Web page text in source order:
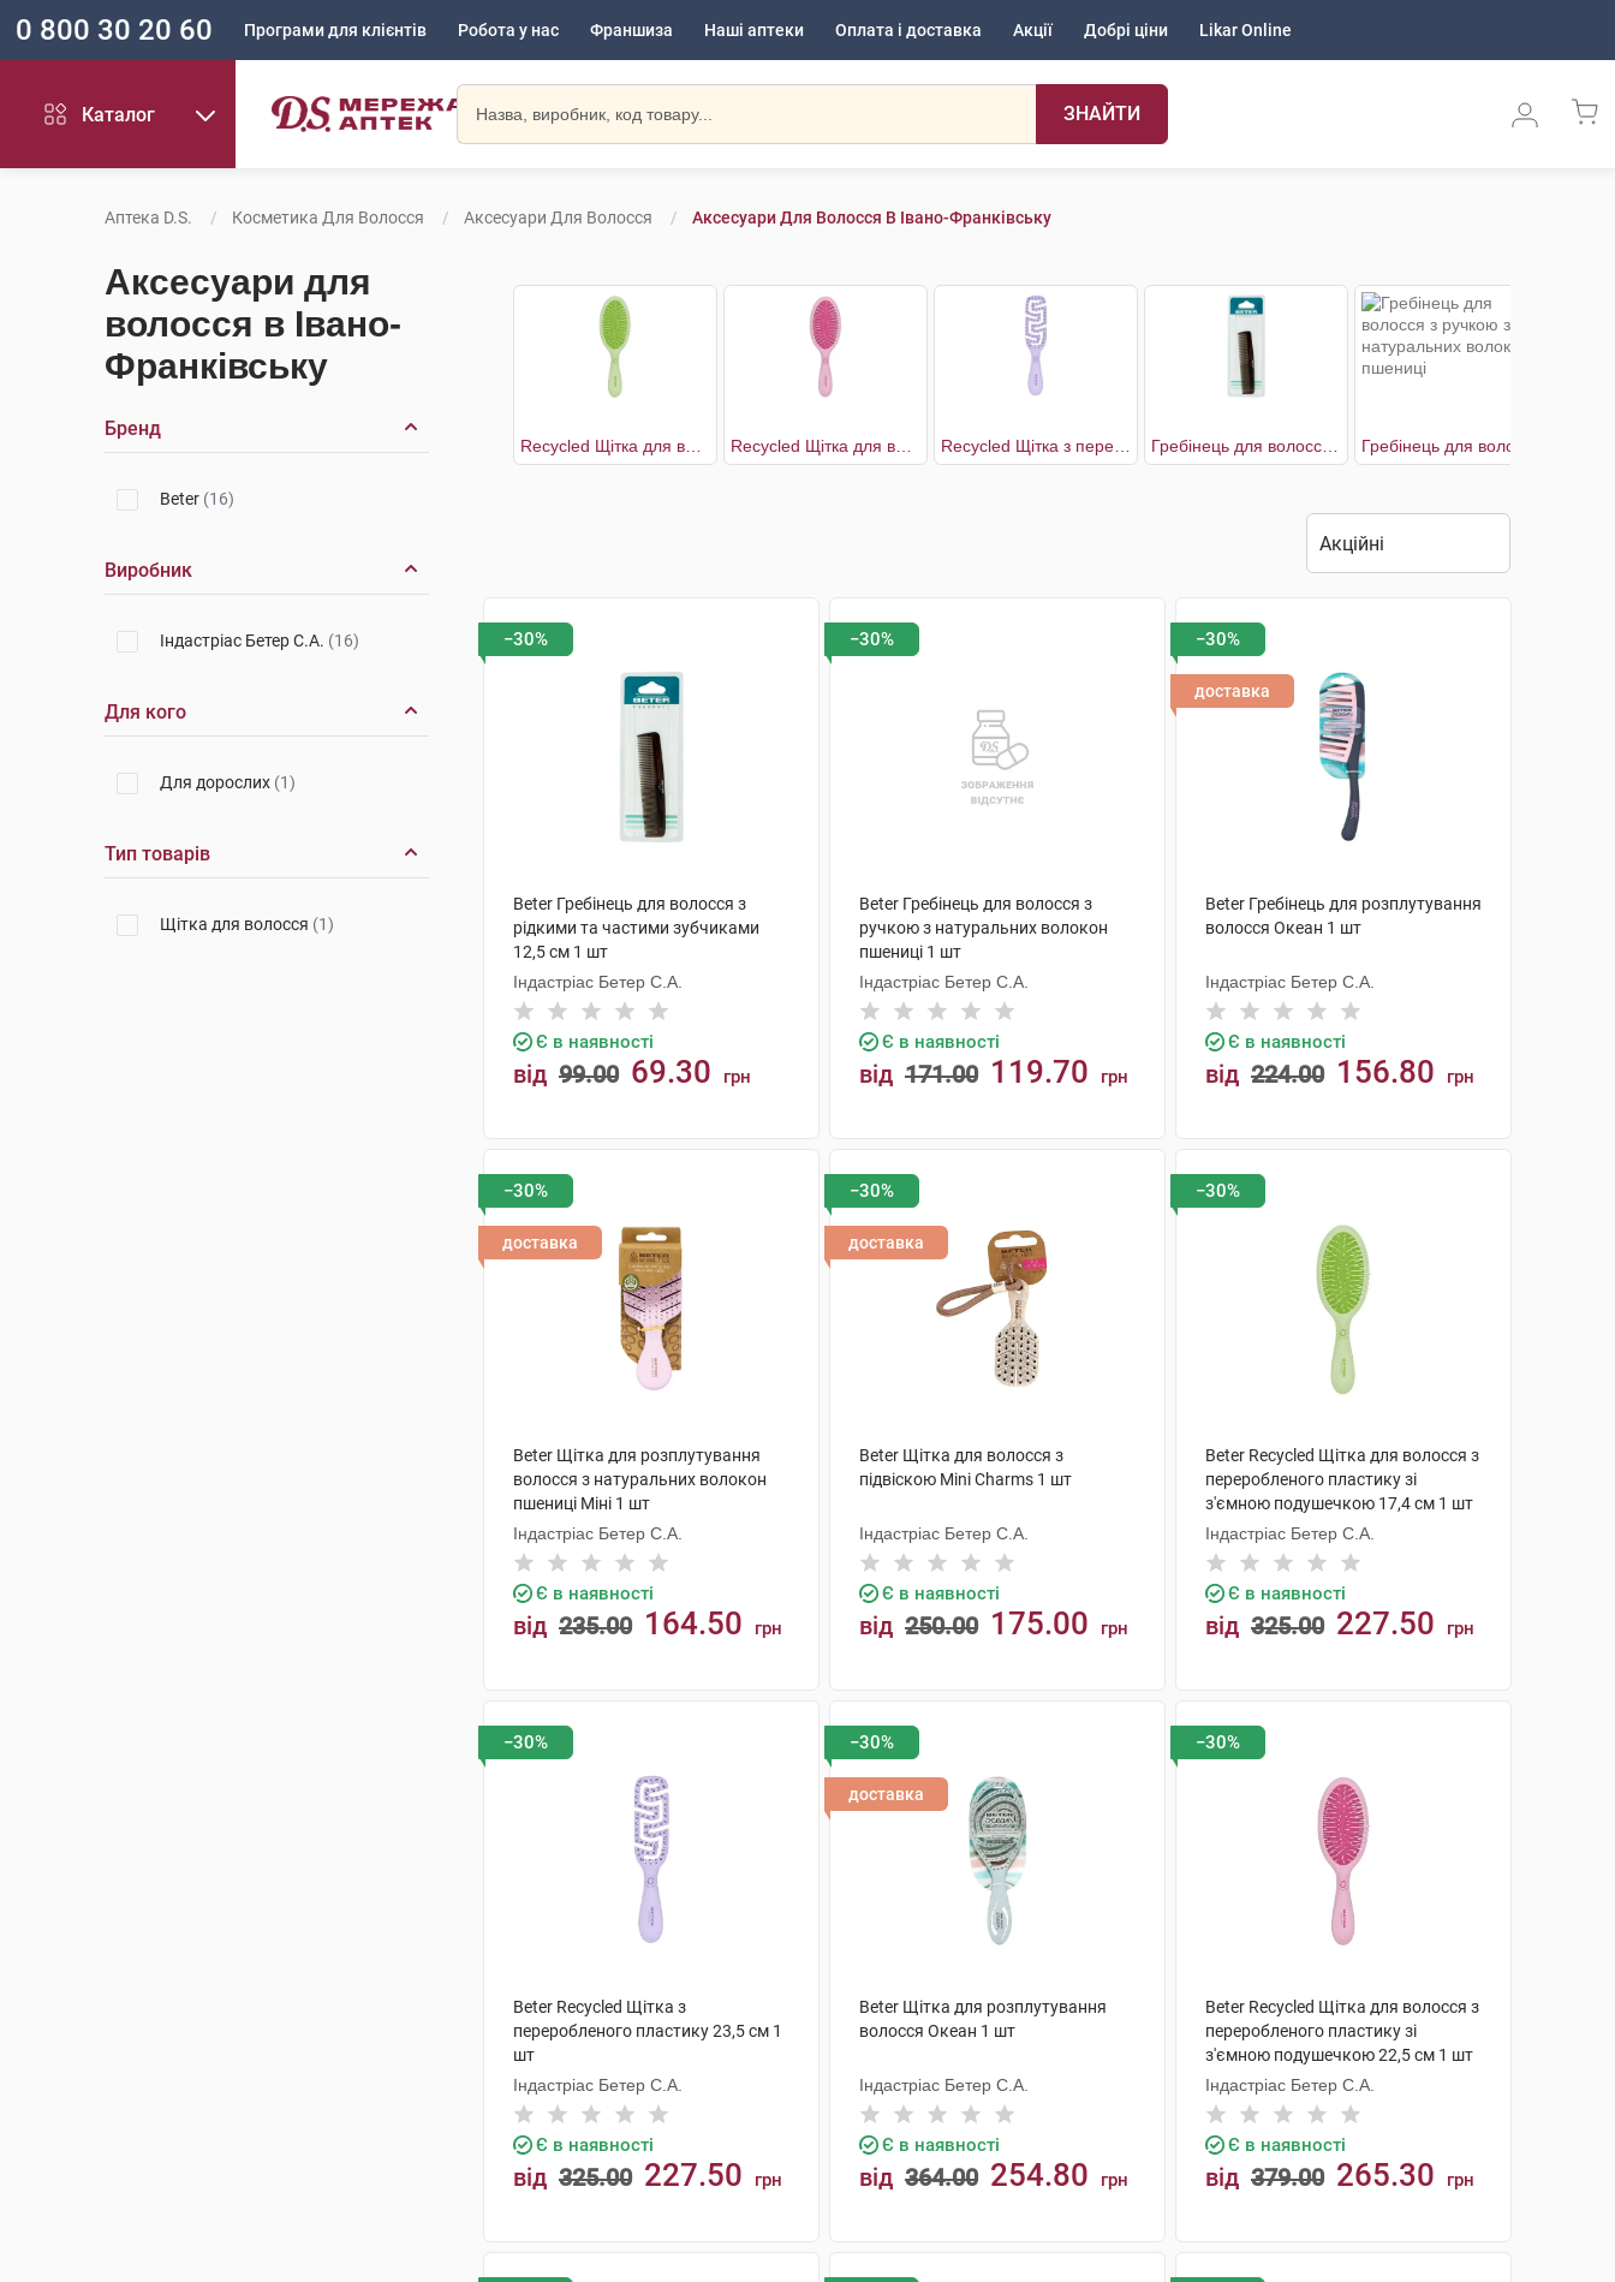
0 800 30 20 60 Програми для клієнтів Робота у нас Франшиза Наші аптеки Оплата і доставка Акції Добрі ціни Likar Online
Каталог ЗНАЙТИ
Аптека D.S. Косметика Для Волосся Аксесуари Для Волосся Аксесуари Для Волосся В Івано-Франківську
Аксесуари для
волосся в Івано-
Франківську
Бренд
Beter (16)
Виробник
Індастріас Бетер С.А. (16)
Для кого
Для дорослих (1)
Тип товарів
Щітка для волосся (1)
−30%
Beter Гребінець для волосся з
рідкими та частими зубчиками
12,5 см 1 шт
Індастріас Бетер С.А.
Є в наявності
від 99.00 69.30 грн
−30%
Beter Гребінець для волосся з
ручкою з натуральних волокон
пшениці 1 шт
Індастріас Бетер С.А.
Є в наявності
від 171.00 119.70 грн
−30%
доставка
Beter Гребінець для розплутування
волосся Океан 1 шт
Індастріас Бетер С.А.
Є в наявності
від 224.00 156.80 грн
−30%
доставка
Beter Щітка для розплутування
волосся з натуральних волокон
пшениці Міні 1 шт
Індастріас Бетер С.А.
Є в наявності
від 235.00 164.50 грн
−30%
доставка
Beter Щітка для волосся з
підвіскою Mini Сharms 1 шт
Індастріас Бетер С.А.
Є в наявності
від 250.00 175.00 грн
−30%
Beter Recycled Щітка для волосся з
переробленого пластику зі
з'ємною подушечкою 17,4 см 1 шт
Індастріас Бетер С.А.
Є в наявності
від 325.00 227.50 грн
−30%
Beter Recycled Щітка з
переробленого пластику 23,5 см 1
шт
Індастріас Бетер С.А.
Є в наявності
від 325.00 227.50 грн
−30%
доставка
Beter Щітка для розплутування
волосся Океан 1 шт
Індастріас Бетер С.А.
Є в наявності
від 364.00 254.80 грн
−30%
Beter Recycled Щітка для волосся з
переробленого пластику зі
з'ємною подушечкою 22,5 см 1 шт
Індастріас Бетер С.А.
Є в наявності
від 379.00 265.30 грн